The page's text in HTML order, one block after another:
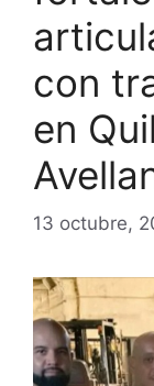
con
en
13 octubre,